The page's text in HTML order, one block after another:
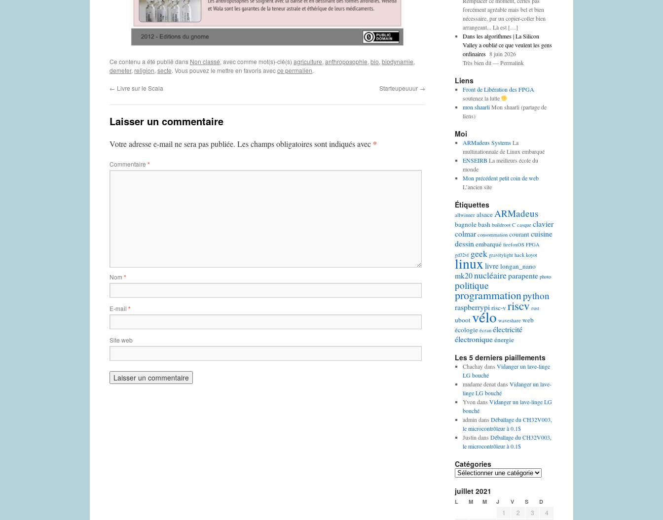
Ce contenu a été publié dans Non classé, avec comme mot(s)-clé(s) agriculture, anthroposophie, bio, biodynamie,
demeter, religion, secte. Vous pouvez le mettre en favoris avecce permalien.
← Livre sur le Scala Starteupeuuur →
Laisser un commentaire
Votre adresse e-mail ne sera pas publiée. Les champs obligatoires sont indiqués avec *
Commentaire *
Nom *
E-mail *
Site web
forcément agréable mais bel et bien
nécessaire, par un copier-coller bien
arrangeant... Là est […]
Dans les algorithmes | La Silicon
Valley a oublié ce que veulent les gens
ordinaires 8 juin 2026
Très bien dit — Permalink
Liens
Front de Libération des FPGA
soutenez la lutte
mon shaarliMon shaarli (partage de
liens)
Moi
ARMadeus SystemsLa
multinationnale de Linux embarqué
ENSEIRB La meilleurs école du
monde
Mon précédent petit coin de web
L’ancien site
Étiquettes
allwinner alsaceARMadeus
bagnolebash buildroot C casque clavier
colmar consommation courantcuisine
dessin embarqué firefoxOS FPGA
gd32vf geek gravitylight hack koyot
linuxlivrelongan_nano
mk20nucléaireparapente photo
politique
programmationpython
raspberrypi risc-vriscv rust
ubootvélo waveshare web
écologie écran électricité
électroniqueénergie
Les 5 derniers piaillements
Chachaydans Vidanger un lave-linge
LG bouché
madame denatdans Vidanger un lave-
linge LG bouché
Yvon dans Vidanger un lave-linge LG
bouché
admin dans Déballage du CH32V003,
le microcontrôleur à 0.1$
Justin dans Déballage du CH32V003,
le microcontrôleur à 0.1$
Catégories
Catégories
juillet 2021
L M M J V S D
1 2 3 4